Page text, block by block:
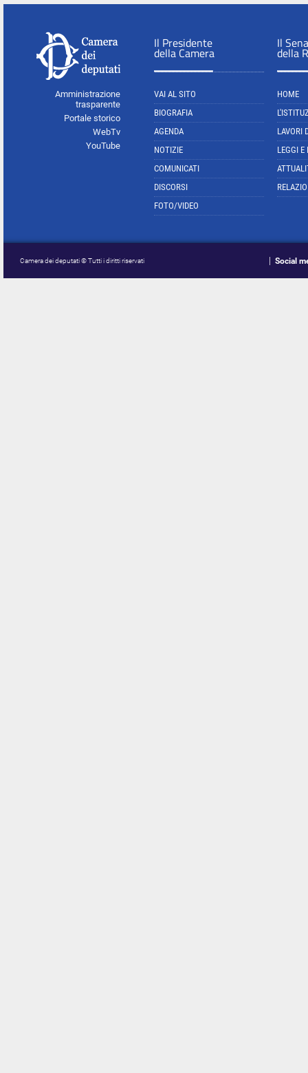
Amministrazione
trasparente
Portale storico
WebTv
YouTube
Il Presidente
della Camera
VAI AL SITO
BIOGRAFIA
AGENDA
NOTIZIE
COMUNICATI
DISCORSI
FOTO/VIDEO
Il
della
HOME
LAVORI
LEGGI E
Camera dei deputati © Tutti i diritti riservati Social